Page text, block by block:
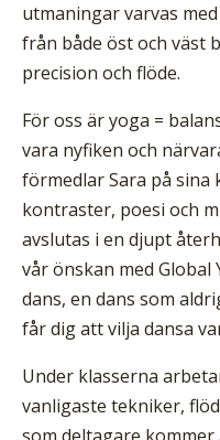
utmaningar varvas
från både öst och väst
precision och flöde.
För oss är yoga =
vara nyfiken och
förmedlar Sara på sina
kontraster, poesi och
avslutas i en djupt
vår önskan med Global
dans, en dans som
får dig att vilja dansa
Under klasserna
vanligaste tekniker,